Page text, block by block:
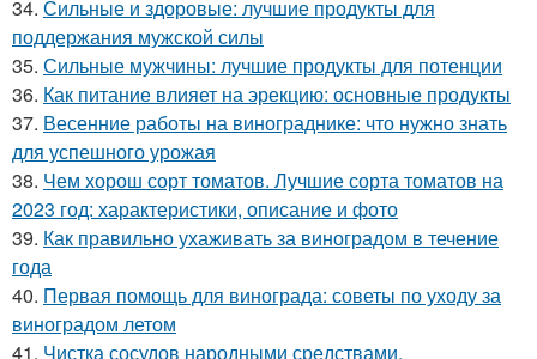
34. Сильные и здоровые: лучшие продукты для
поддержания мужской силы
35. Сильные мужчины: лучшие продукты для потенции
36. Как питание влияет на эрекцию: основные продукты
37. Весенние работы на винограднике: что нужно знать
для успешного урожая
38. Чем хорош сорт томатов. Лучшие сорта томатов на
2023 год: характеристики, описание и фото
39. Как правильно ухаживать за виноградом в течение
года
40. Первая помощь для винограда: советы по уходу за
виноградом летом
41. Чистка сосудов народными средствами.